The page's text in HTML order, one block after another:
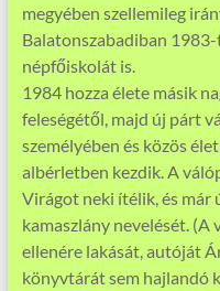
megyében szellemileg
Balatonszabadiban
népfőiskolát is.
1984 hozza élete másik
feleségétől, majd új párt
személyében és közös
albérletben kezdik. A
Virágot neki ítélik, és már
kamaszlány nevelését.
ellenére lakását, autóját
könyvtárát sem hajlandó